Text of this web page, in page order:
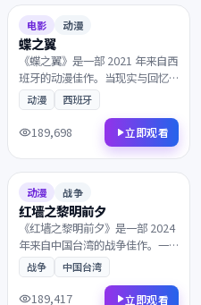
8.9
电影 动漫
蝶之翼
《蝶之翼》是一部 2021 年来自西
班牙的动漫佳作。当现实与回忆
的界限渐渐模糊，一段尘封多年
的往事被缓缓揭开。是近年来不
可多得的院线佳作，影迷不容错
动漫 西班牙
189,698 立即观看
6.7
动漫 战争
红墙之黎明前夕
《红墙之黎明前夕》是一部 2024
年来自中国台湾的战争佳作。一
段被尘封多年的往事，理想与现
实在一次次抉择中互相拉扯。剧
情反转令人回味，情感层次饱满
战争 中国台湾
189,417 立即观看